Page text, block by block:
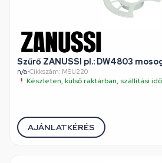
Szűrő ZANUSSI pl.: DW4803
n/a•Cikkszám: MSU220
Készleten, külső raktárban, szállítási
AJÁNLATKÉRÉS